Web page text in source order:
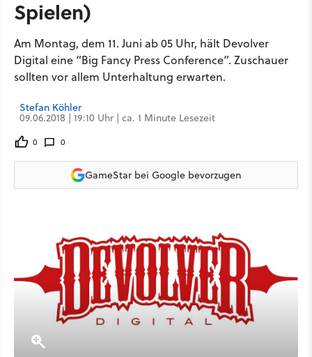
Spielen)
Am Montag, dem 11. Juni ab 05 Uhr, hält Devolver
Digital eine “Big Fancy Press Conference”. Zuschauer
sollten vor allem Unterhaltung erwarten.
Stefan Köhler
09.06.2018 | 19:10 Uhr | ca. 1 Minute Lesezeit
0 0
GameStar bei Google bevorzugen